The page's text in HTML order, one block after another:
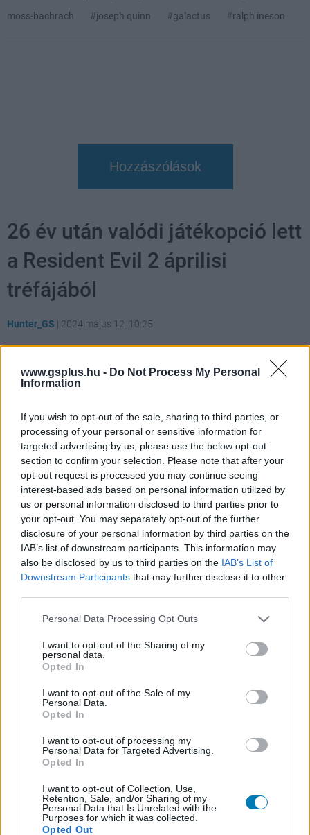
www.gsplus.hu - Do Not Process My Personal
Information
If you wish to opt-out of the sale, sharing to third parties, or
processing of your personal or sensitive information for
targeted advertising by us, please use the below opt-out
section to confirm your selection. Please note that after your
opt-out request is processed you may continue seeing
interest-based ads based on personal information utilized by
us or personal information disclosed to third parties prior to
your opt-out. You may separately opt-out of the further
disclosure of your personal information by third parties on the
IAB’s list of downstream participants. This information may
also be disclosed by us to third parties on the IAB’s List of
Downstream Participants that may further disclose it to other
Please note that this website/app uses one or more Google
not limited to your visit or usage behaviour. You may click to
grant or deny consent to Google and its third-party tags to
use your data for below specified purposes in below Google
consent section.
Personal Data Processing Opt Outs
I want to opt-out of the Sharing of my
personal data.
Opted In
I want to opt-out of the Sale of my
Personal Data.
Opted In
I want to opt-out of processing my
Personal Data for Targeted Advertising.
Opted In
I want to opt-out of Collection, Use,
Retention, Sale, and/or Sharing of my
Personal Data that Is Unrelated with the
Purposes for which it was collected.
Opted Out
moss-bachrach
#joseph quinn #galactus #ralph ineson
Hozzászólások
26 év után valódi játékopció lett
a Resident Evil 2 áprilisi
tréfájából
Hunter_GS | 2024 május 12. 10:25
Nem hittük volna, hogy ez megtörténhet, de az
Unmute Loaded:
Annak a hagyománya, hogy játékipar április 1-jén a
bolondját járatja az emberekkel, nagyon messzire nyúlik
vissza, és ebben a szaksajtó is kezdettől fogva partner
volt. Az egyik legemlékezetesebb tréfát úgy 26 évvel
ezelőtt, 1998 áprilisában az EGM2 nevű magazin sütötte
el, amely azzal viccelődött a tippek-trükkök rovatában,
hogy Akuma, aStreet Fighteregyik klasszikus harcosa
feloldható karakter a Resident Evil 2-ben.
tennünk, hogy hatszor végigjátsszuk a kampányt Leonnal
és Clairrel is, ráadásul mindezt úgy, hogy csak pisztolyt
és kést használva "A" rangot érünk el minden ütközetnél.
Mindenesetre az áprilisi tréfa egy kicsit visszaütött,
amikor játékrajongók tömegei próbálták meg feloldani
A zavarodottságból iparági legenda, majd közösségi
poén lett, és mint minden közösségi poént, a modderek
ezt is valóra váltották.